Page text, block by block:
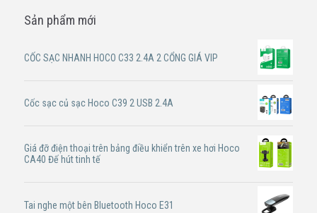
Sản phẩm mới
CỐC SẠC NHANH HOCO C33 2.4A 2 CỔNG GIÁ VIP
Cốc sạc củ sạc Hoco C39 2 USB 2.4A
Giá đỡ điện thoại trên bảng điều khiển trên xe hơi Hoco
CA40 Đế hút tinh tế
Tai nghe một bên Bluetooth Hoco E31